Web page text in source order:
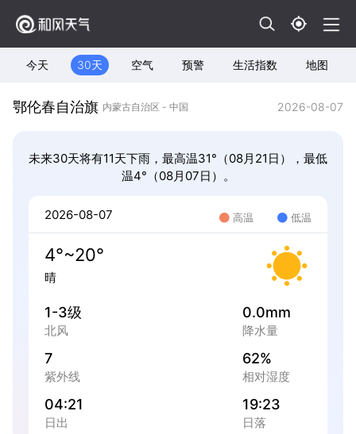
今天 30天 空气 预警 生活指数 地图
鄂伦春自治旗 内蒙古自治区 - 中国 2026-08-07
未来30天将有11天下雨，最高温31°（08月21日），最低
温4°（08月07日）。
2026-08-07 高温 低温
4°~20°
晴
1-3级
北风
0.0mm
降水量
7
紫外线
62%
相对湿度
04:21
日出
19:23
日落